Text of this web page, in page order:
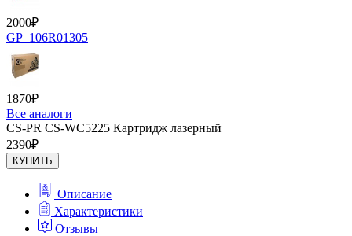
2000₽
GP_106R01305
1870₽
Все аналоги
CS-PR CS-WC5225 Картридж лазерный
2390₽
КУПИТЬ
Описание
Характеристики
Отзывы